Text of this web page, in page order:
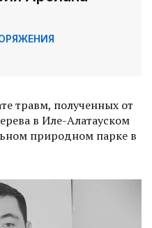
травм, полученных от
в Иле-Алатауском
природном парке в